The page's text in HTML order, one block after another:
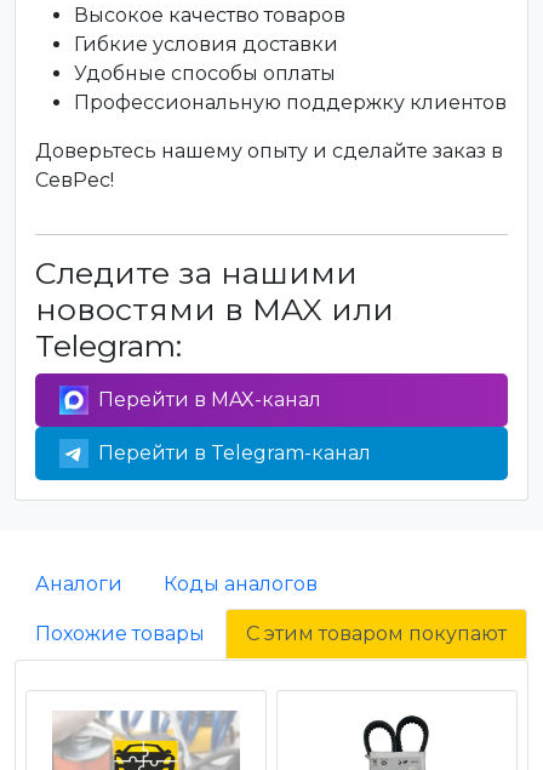
Высокое качество товаров
Гибкие условия доставки
Удобные способы оплаты
Профессиональную поддержку клиентов
Доверьтесь нашему опыту и сделайте заказ в
СевРес!
Следите за нашими
новостями в MAX или
Telegram:
Перейти в MAX-канал
Перейти в Telegram-канал
Аналоги Коды аналогов
Похожие товары С этим товаром покупают